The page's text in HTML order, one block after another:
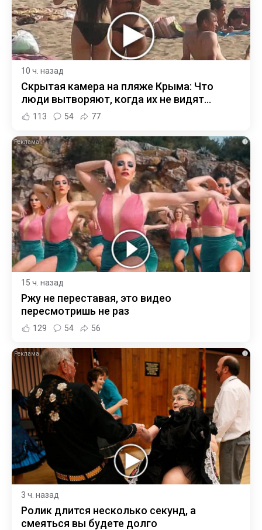
10 ч. назад
Скрытая камера на пляже Крыма: Что
люди вытворяют, когда их не видят...
113 54 77
i
15 ч. назад
Ржу не переставая, это видео
пересмотришь не раз
129 54 56
i
3 ч. назад
Ролик длится несколько секунд, а
смеяться вы будете долго